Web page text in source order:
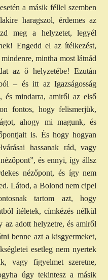
a másik féllel szemben
haragszol, érdemes az
meg a helyzetet, legyél
Engedd el az ítélkezést,
mintha most látnád
az ő helyzetébe! Ezután
– és itt az Igazságosság
és mindarra, amiről az első
fontos, hogy felismerjük,
ahogy mi magunk, és
is. És hogy hogyan
hassanak rád, vagy
és ennyi, így állsz
nézőpont, és így nem
Látod, a Bolond nem cipel
tartom azt, hogy
ítéletek, címkézés nélkül
az adott helyzetre, és amiről
benne azt a kisgyermeket,
esetleg nem nyertek
vagy figyelmet szeretne,
úgy tekintesz a másik